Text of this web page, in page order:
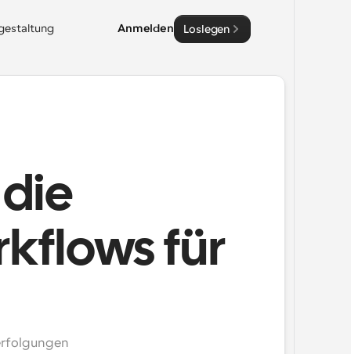
Anmelden Loslegen
für